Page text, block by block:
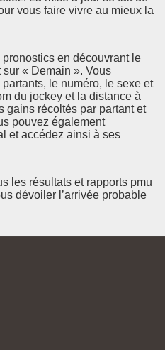
vous faire vivre au mieux la
en découvrant le
« Demain ». Vous
le numéro, le sexe et
du jockey et la distance à
gains récoltés par partant et
pouvez également
et accédez ainsi à ses
les résultats et rapports pmu
dévoiler l’arrivée probable